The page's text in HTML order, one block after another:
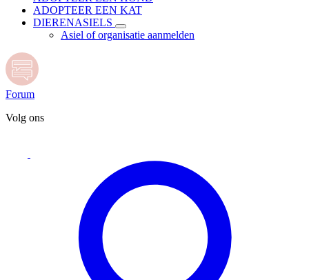
ADOPTEER EEN KAT
DIERENASIELS
Asiel of organisatie aanmelden
Forum
Volg ons